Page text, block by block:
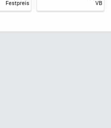
Festpreis VB